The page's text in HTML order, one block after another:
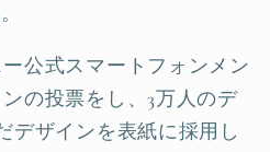
公式スマートフォンメン
の投票をし、3万人のデ
デザインを表紙に採用し